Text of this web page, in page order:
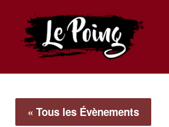
« Tous les Évènements